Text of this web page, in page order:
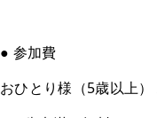
● 参加費
おひとり様（5歳以上